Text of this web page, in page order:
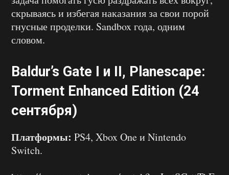
скрываясь и избегая наказания за свои порой
гнусные проделки. Sandbox года, одним
словом.
Baldur’s Gate I и II, Planescape:
Torment Enhanced Edition (24
сентября)
Платформы: PS4, Xbox One и Nintendo
Switch.